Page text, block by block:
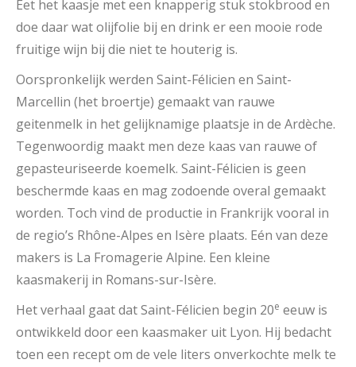
Eet het kaasje met een knapperig stuk stokbrood en
doe daar wat olijfolie bij en drink er een mooie rode
fruitige wijn bij die niet te houterig is.
Oorspronkelijk werden Saint-Félicien en Saint-
Marcellin (het broertje) gemaakt van rauwe
geitenmelk in het gelijknamige plaatsje in de Ardèche.
Tegenwoordig maakt men deze kaas van rauwe of
gepasteuriseerde koemelk. Saint-Félicien is geen
beschermde kaas en mag zodoende overal gemaakt
worden. Toch vind de productie in Frankrijk vooral in
de regio’s Rhône-Alpes en Isère plaats. Eén van deze
makers is La Fromagerie Alpine. Een kleine
kaasmakerij in Romans-sur-Isère.
Het verhaal gaat dat Saint-Félicien begin 20e eeuw is
ontwikkeld door een kaasmaker uit Lyon. Hij bedacht
toen een recept om de vele liters onverkochte melk te